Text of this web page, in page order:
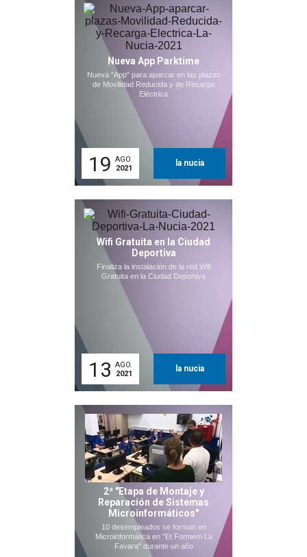
Nueva App Parktime
Nueva "App" para aparcar en las plazas
de Movilidad Reducida y de Recarga
Eléctrica
19 AGO.
2021
la nucia
Wifi Gratuita en la Ciudad
Deportiva
Finaliza la instalación de la red Wifi
Gratuita en la Ciudad Deportiva
13 AGO.
2021
la nucia
2ª "Etapa de Montaje y
Reparación de Sistemas
Microinformáticos"
10 desempleados se forman en
Microinformática en "Et Formem La
Favara" durante un año